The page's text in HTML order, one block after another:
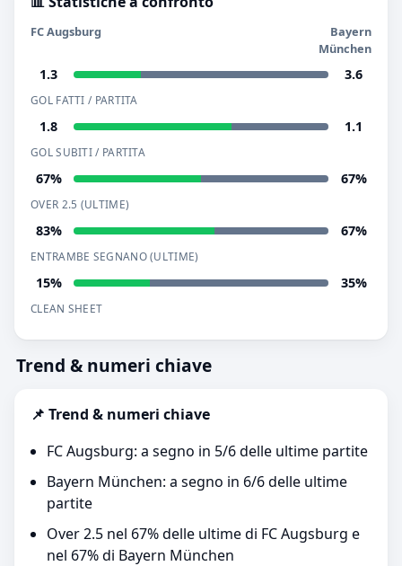
FC Augsburg
Bayern
München
1.3 3.6
GOL FATTI / PARTITA
1.8 1.1
GOL SUBITI / PARTITA
67% 67%
OVER 2.5 (ULTIME)
83% 67%
ENTRAMBE SEGNANO (ULTIME)
15% 35%
CLEAN SHEET
Trend & numeri chiave
📌 Trend & numeri chiave
FC Augsburg: a segno in 5/6 delle ultime partite
Bayern München: a segno in 6/6 delle ultime
partite
Over 2.5 nel 67% delle ultime di FC Augsburg e
nel 67% di Bayern München